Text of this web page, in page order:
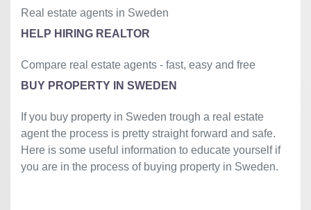
Real estate agents in Sweden
HELP HIRING REALTOR
Compare real estate agents - fast, easy and free
BUY PROPERTY IN SWEDEN
If you buy property in Sweden trough a real estate
agent the process is pretty straight forward and safe.
Here is some useful information to educate yourself if
you are in the process of buying property in Sweden.